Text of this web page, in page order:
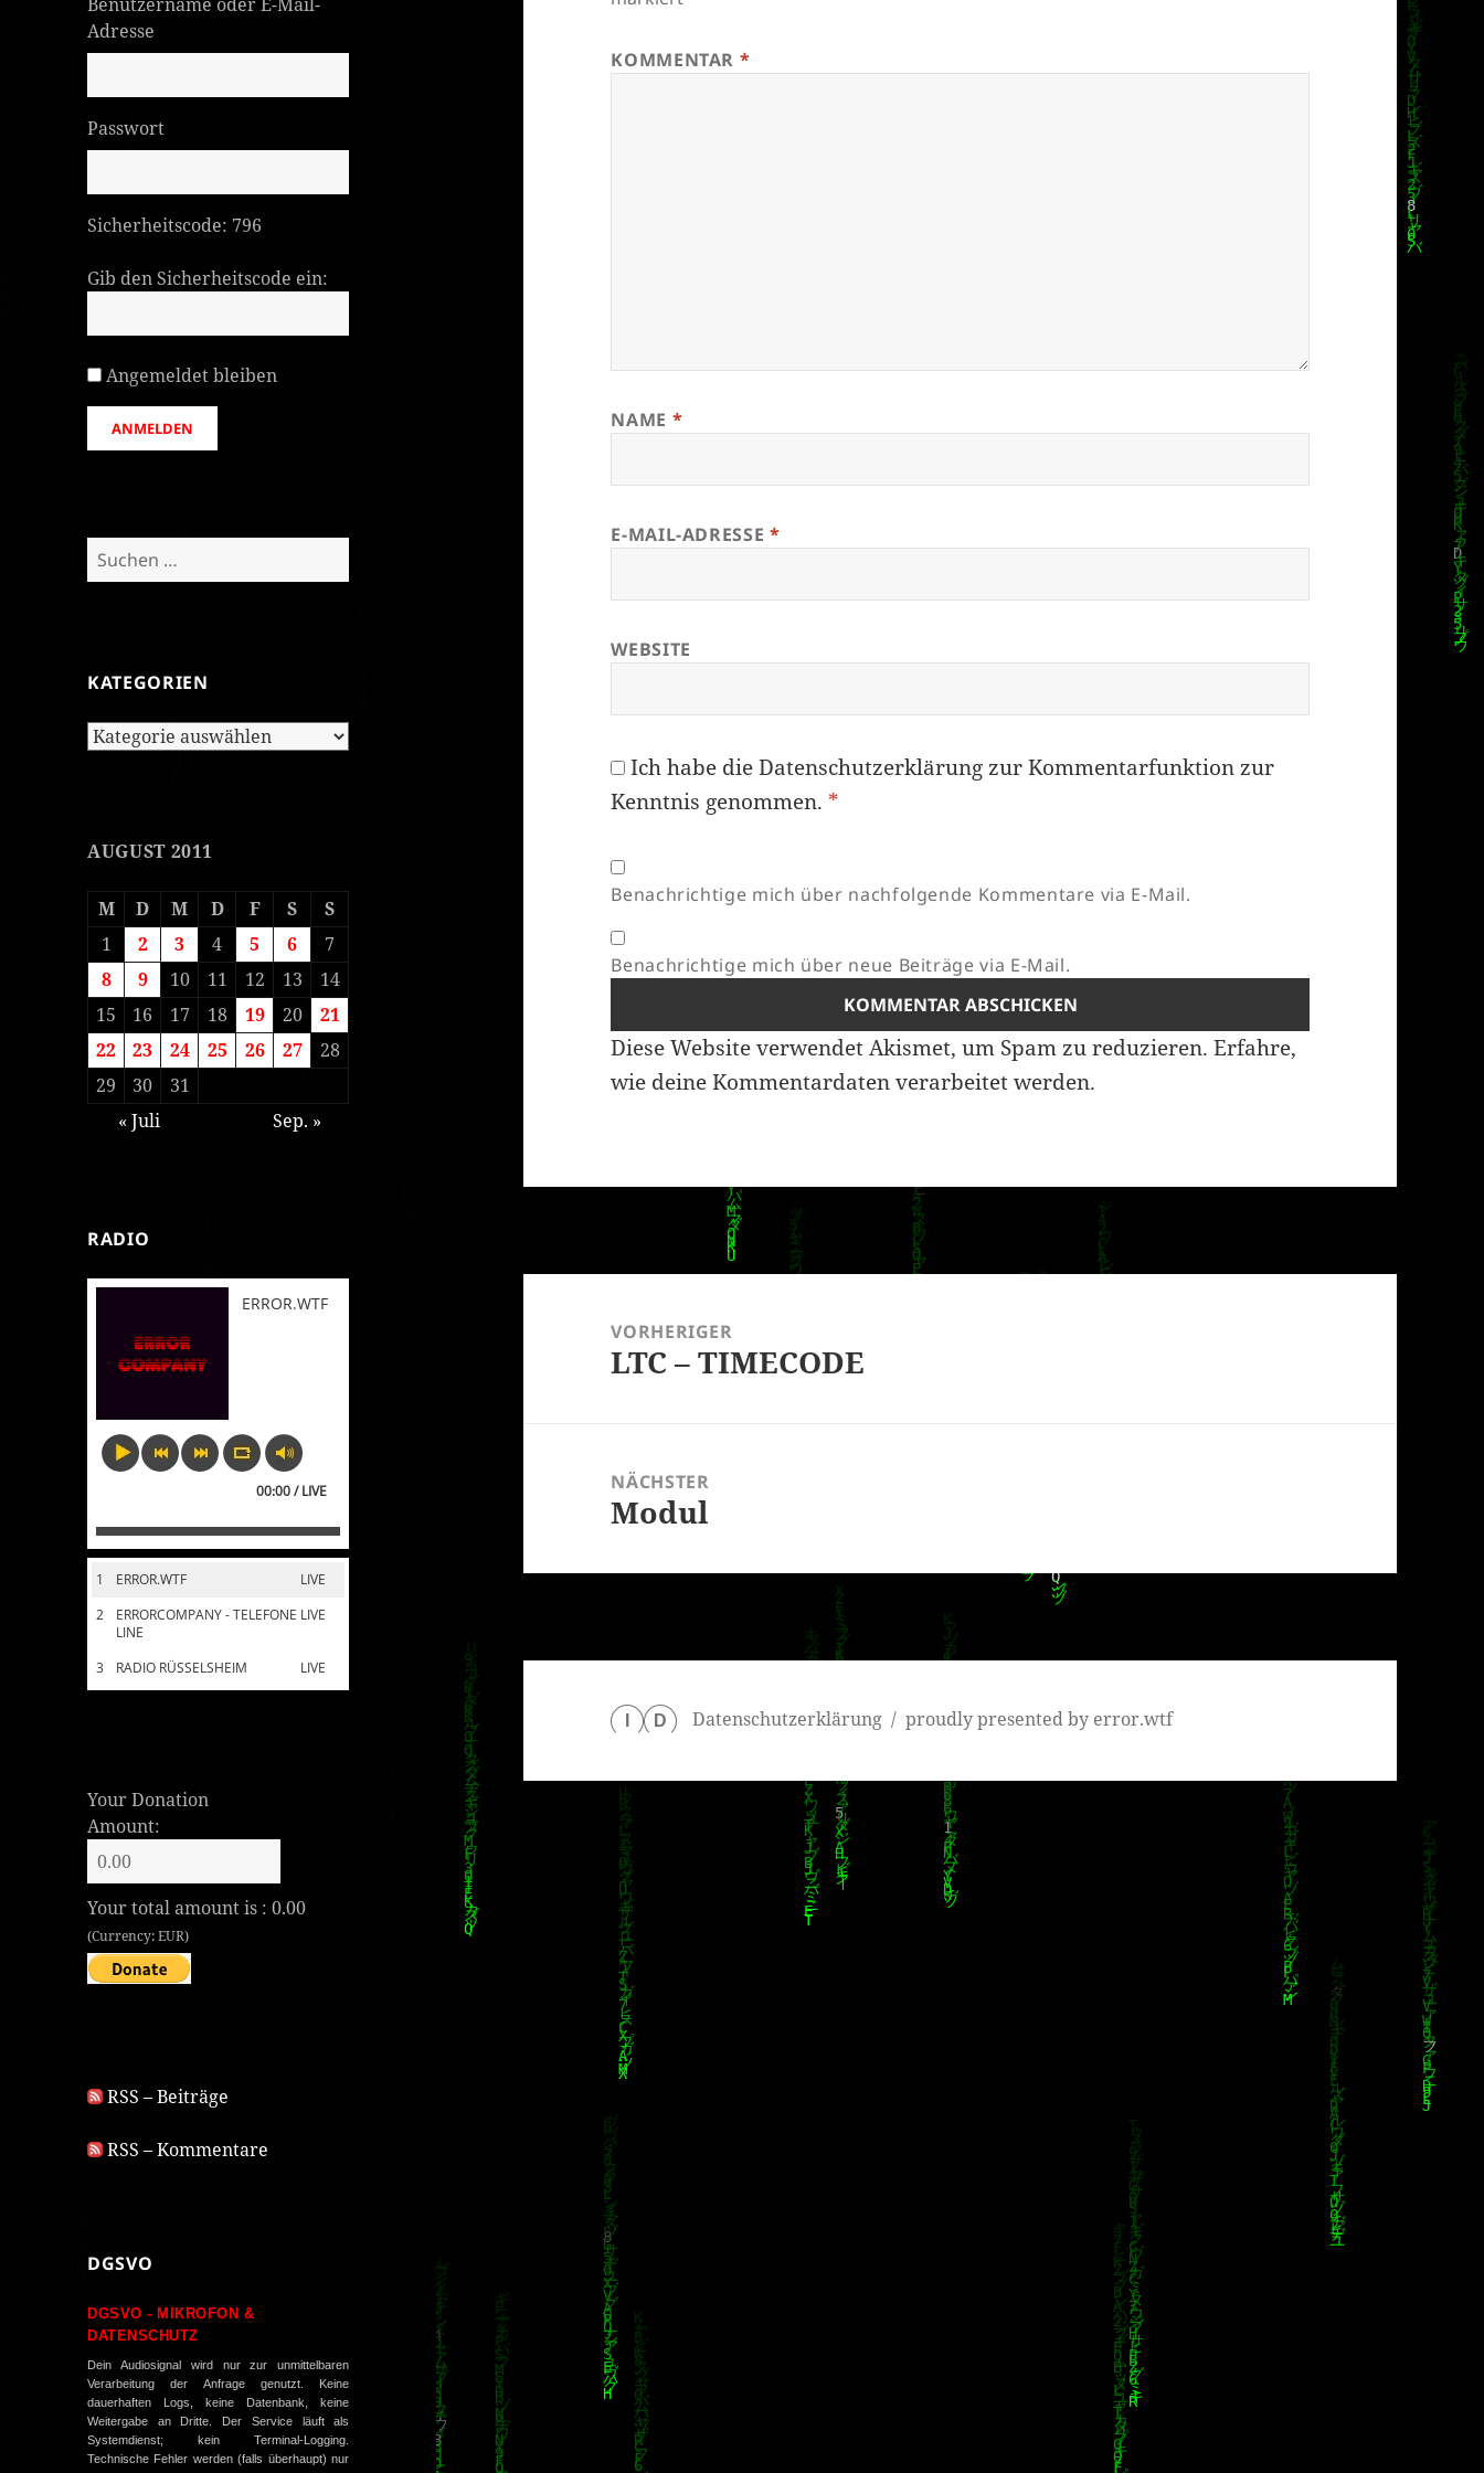
Adresse
Passwort
Sicherheitscode: 796
Gib den Sicherheitscode ein:
Angemeldet bleiben
ANMELDEN
Suchen
nach:
KATEGORIEN
Kategorien
AUGUST 2011
M D M D F S
S
1
2 3 4 5 6
7
8
9 10 11 12 13
14
15
16 17 18 19 20
21
22
23 24 25 26 27
28
29
30
31
« Juli
Sep. »
RADIO
ERROR.WTF
00:00 / LIVE
1 LIVE
ERROR.WTF
2
LIVE
ERRORCOMPANY - TELEFONE
LINE
3
LIVE
RADIO RÜSSELSHEIM
Your Donation
Amount:
Your total amount is :0.00
(Currency: EUR)
RSS – Beiträge
RSS – Kommentare
DGSVO
DGSVO - MIKROFON &
DATENSCHUTZ
Dein Audiosignal wird nur zur unmittelbaren
Verarbeitung der Anfrage genutzt. Keine
dauerhaften Logs, keine Datenbank, keine
Weitergabe an Dritte. Der Service läuft als
Systemdienst; kein Terminal-Logging.
Technische Fehler werden (falls überhaupt) nur
KOMMENTAR *
NAME *
E-MAIL-ADRESSE *
WEBSITE
Ich habe dieDatenschutzerklärungzur Kommentarfunktion zur
Kenntnis genommen. *
Benachrichtige mich über nachfolgende Kommentare via E-Mail.
Benachrichtige mich über neue Beiträge via E-Mail.
Diese Website verwendet Akismet, um Spam zu reduzieren.Erfahre,
wie deine Kommentardaten verarbeitet werden.
VORHERIGER
Vorheriger
LTC – TIMECODE
NÄCHSTER
Nächster
Modul
D Datenschutzerklärung proudly presented by error.wtf